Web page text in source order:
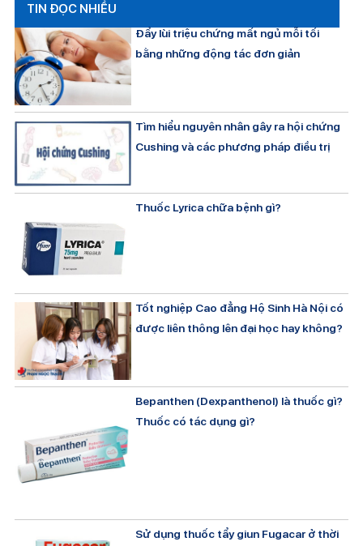
TIN ĐỌC NHIỀU
Đẩy lùi triệu chứng mất ngủ mỗi tối
bằng những động tác đơn giản
Tìm hiểu nguyên nhân gây ra hội chứng
Cushing và các phương pháp điều trị
Thuốc Lyrica chữa bệnh gì?
Tốt nghiệp Cao đẳng Hộ Sinh Hà Nội có
được liên thông lên đại học hay không?
Bepanthen (Dexpanthenol) là thuốc gì?
Thuốc có tác dụng gì?
Sử dụng thuốc tẩy giun Fugacar ở thời